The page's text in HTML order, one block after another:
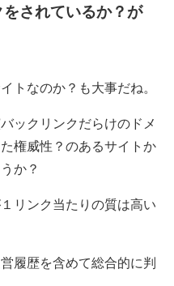
されているか？が
トなのか？も大事だね。
ックリンクだらけのドメ
権威性？のあるサイトか
か？
リンク当たりの質は高い
履歴を含めて総合的に判